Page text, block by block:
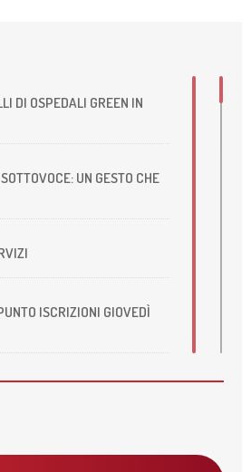
NON
DI OSPEDALI GREEN IN
UN GESTO CHE
ISCRIZIONI GIOVEDÌ
NOSTRA UOS DI RM